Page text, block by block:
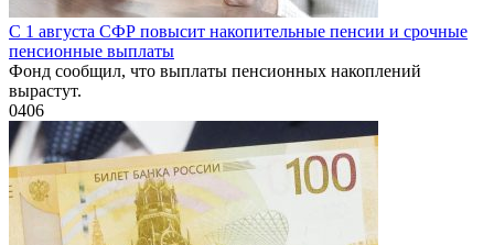
С 1 августа СФР повысит накопительные пенсии и срочные
пенсионные выплаты
Фонд сообщил, что выплаты пенсионных накоплений
вырастут.
0406